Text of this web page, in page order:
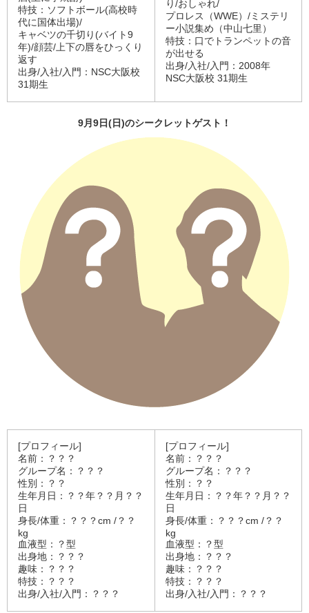
特技：ソフトボール(高校時
代に国体出場)/
キャベツの千切り(バイト9
年)/顔芸/上下の唇をひっくり
返す
出身/入社/入門：NSC大阪校
31期生
り/おしゃれ/
プロレス（WWE）/ミステリ
ー小説集め（中山七里）
特技：口でトランペットの音
が出せる
出身/入社/入門：2008年
NSC大阪校 31期生
9月9日(日)のシークレットゲスト！
[プロフィール]
名前：？？？
グループ名：？？？
性別：？？
生年月日：？？年？？月？？
日
身長/体重：？？？cm /？？
kg
血液型：？型
出身地：？？？
趣味：？？？
特技：？？？
出身/入社/入門：？？？
[プロフィール]
名前：？？？
グループ名：？？？
性別：？？
生年月日：？？年？？月？？
日
身長/体重：？？？cm /？？
kg
血液型：？型
出身地：？？？
趣味：？？？
特技：？？？
出身/入社/入門：？？？